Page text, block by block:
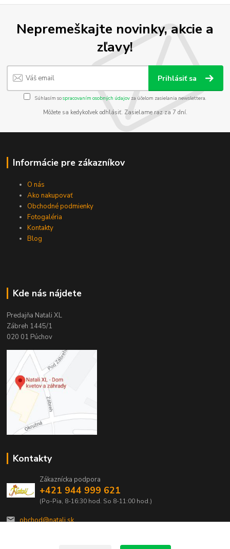
Nepremeškajte novinky, akcie a
zľavy!
Prihlásiť sa
Súhlasím sospracovaním osobných údajov za účelom zasielania newslettera.
Môžete sa kedykoľvek odhlásiť. Zasielame raz za 7 dní.
Informácie pre zákazníkov
O nás
Ako nakupovať
Obchodné podmienky
Fotogaléria
Kontakty
Blog
Kde nás nájdete
Predajňa Natali XL
Zábreh 1445/1
020 01 Púchov
Kontakty
Zákaznícka podpora
+421 944 999 621
(Po-Pia, 8-16:30 hod. So 8-11:00 hod.)
obchod@natali.sk